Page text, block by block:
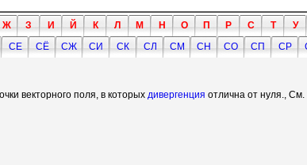
Ж З И Й К Л М Н О П Р С Т У
СЕ СЁ СЖ СИ СК СЛ СМ СН СО СП СР
векторного поля, в которых дивергенция отлична от нуля., См.